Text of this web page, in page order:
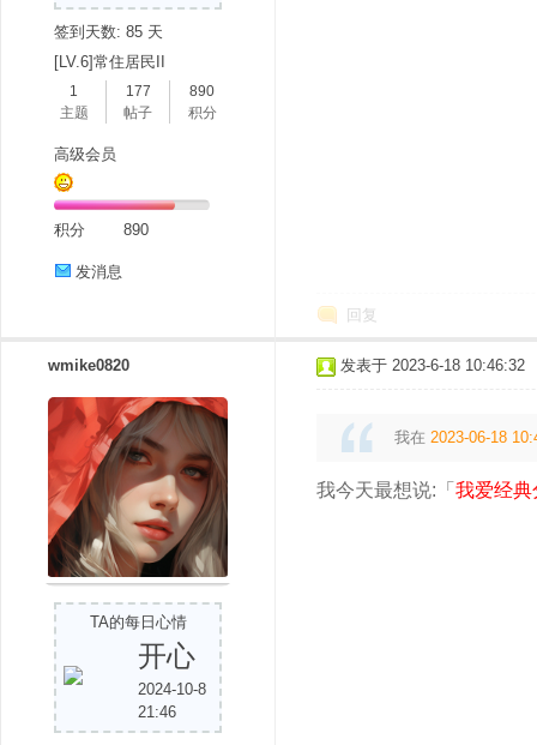
签到天数: 85 天
[LV.6]常住居民II
1
主题
177
帖子
890
积分
高级会员
积分 890
发消息
回复
wmike0820
TA的每日心情
开心
2024-10-8
21:46
发表于 2023-6-18 10:46:32
我在 2023-06-18
我今天最想说:「 我爱经典